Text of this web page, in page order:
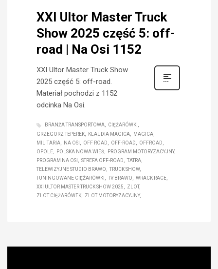
XXI Ultor Master Truck
Show 2025 część 5: off-
road | Na Osi 1152
XXI Ultor Master Truck Show
2025 część 5: off-road.
Materiał pochodzi z 1152
odcinka Na Osi.
BRANŻA TRANSPORTOWA
CIĘŻARÓWKI
GRZEGORZ TEPEREK
KLAUDIA MAGICA
MAGICA
MILITARIA
NA OSI OFF ROAD OFF-ROAD
OFFROAD
OPOLE
POLSKA NOWA WIEŚ
PROGRAM MOTORYZACYJNY
PROGRAM NA OSI
STREFA OFF-ROAD
TATRA
TELEWIZYJNE STUDIO BRAWO
TRUCK SHOW
TUNINGOWANE CIĘŻARÓWKI
TV BRAWO
WRACK RACE
XXI ULTOR MASTER TRUCK SHOW 2025
ZLOT
ZLOT CIĘŻARÓWEK
ZLOT MOTORYZACYJNY